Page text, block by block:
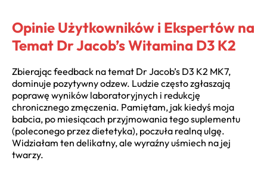
Opinie Użytkowników i Ekspertów na
Temat Dr Jacob’s Witamina D3 K2
Zbierając feedback na temat Dr Jacob’s D3 K2 MK7,
dominuje pozytywny odzew. Ludzie często zgłaszają
poprawę wyników laboratoryjnych i redukcję
chronicznego zmęczenia. Pamiętam, jak kiedyś moja
babcia, po miesiącach przyjmowania tego suplementu
(poleconego przez dietetyka), poczuła realną ulgę.
Widziałam ten delikatny, ale wyraźny uśmiech na jej
twarzy.